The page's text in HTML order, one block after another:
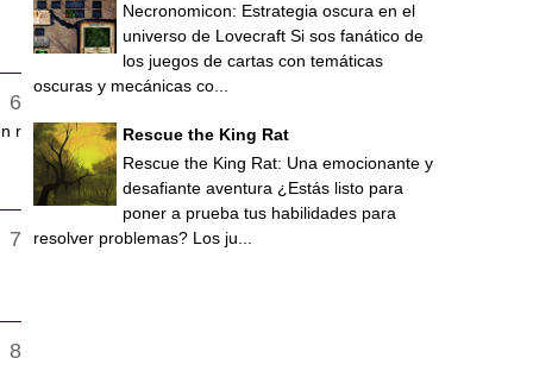
r
Necronomicon: Estrategia oscura en el
universo de Lovecraft Si sos fanático de
los juegos de cartas con temáticas
oscuras y mecánicas co...
Rescue the King Rat
Rescue the King Rat: Una emocionante y
desafiante aventura ¿Estás listo para
poner a prueba tus habilidades para
resolver problemas? Los ju...